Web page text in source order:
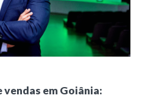
em Goiânia: